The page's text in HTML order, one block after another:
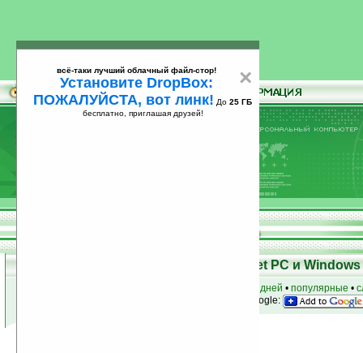
25
Программы для КПК Pocket PC и Windows
за 7 дней • популярные •
на Google:
×
всё-таки лучший облачный файл-стор!
Установите DropBox:
ПОЖАЛУЙСТА, вот линк! До 25 ГБ
бесплатно, приглашая друзей!